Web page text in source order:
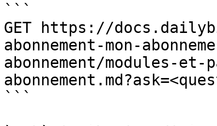
```
GET https://
abonnement-mon-
abonnement/modules-
```